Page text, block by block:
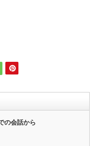
の会話から